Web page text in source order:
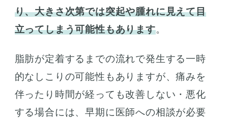
り、大きさ次第では突起や腫れに見えて目
立ってしまう可能性もあります。
脂肪が定着するまでの流れで発生する一時
的なしこりの可能性もありますが、痛みを
伴ったり時間が経っても改善しない・悪化
する場合には、早期に医師への相談が必要